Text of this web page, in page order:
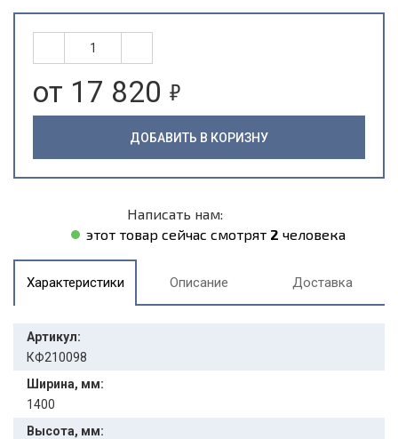
от 17 820 5
ДОБАВИТЬ В КОРИЗНУ
Написать нам:
этот товар сейчас смотрят 2 человека
Характеристики Описание Доставка
Артикул:
КФ210098
Ширина, мм:
1400
Высота, мм: